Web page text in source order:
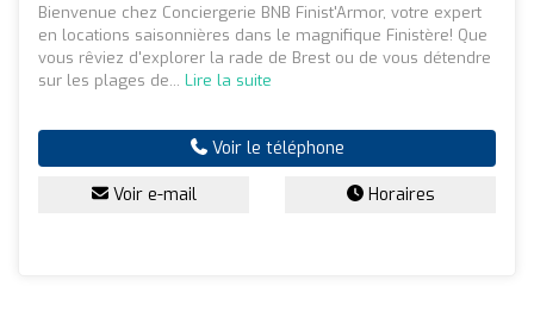
Bienvenue chez Conciergerie BNB Finist'Armor, votre expert
en locations saisonnières dans le magnifique Finistère! Que
vous rêviez d'explorer la rade de Brest ou de vous détendre
sur les plages de... Lire la suite
Voir le téléphone
Voir e-mail Horaires